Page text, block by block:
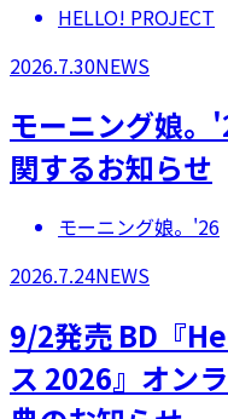
HELLO! PROJECT
2026.7.30NEWS
モーニング娘。
関するお知らせ
モーニング娘。'26
2026.7.24NEWS
9/2発売 BD『
ス 2026』オン